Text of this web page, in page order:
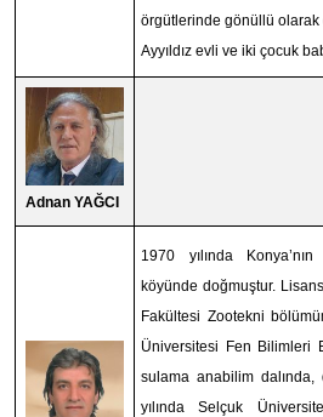
örgütlerinde gönüllü olarak
Ayyıldız evli ve iki çocuk
Adnan YAĞCI
1970 yılında
köyünde doğmuştur.
Fakültesi Zootekni
Üniversitesi Fen Bilimleri
sulama anabilim
yılında Selçuk